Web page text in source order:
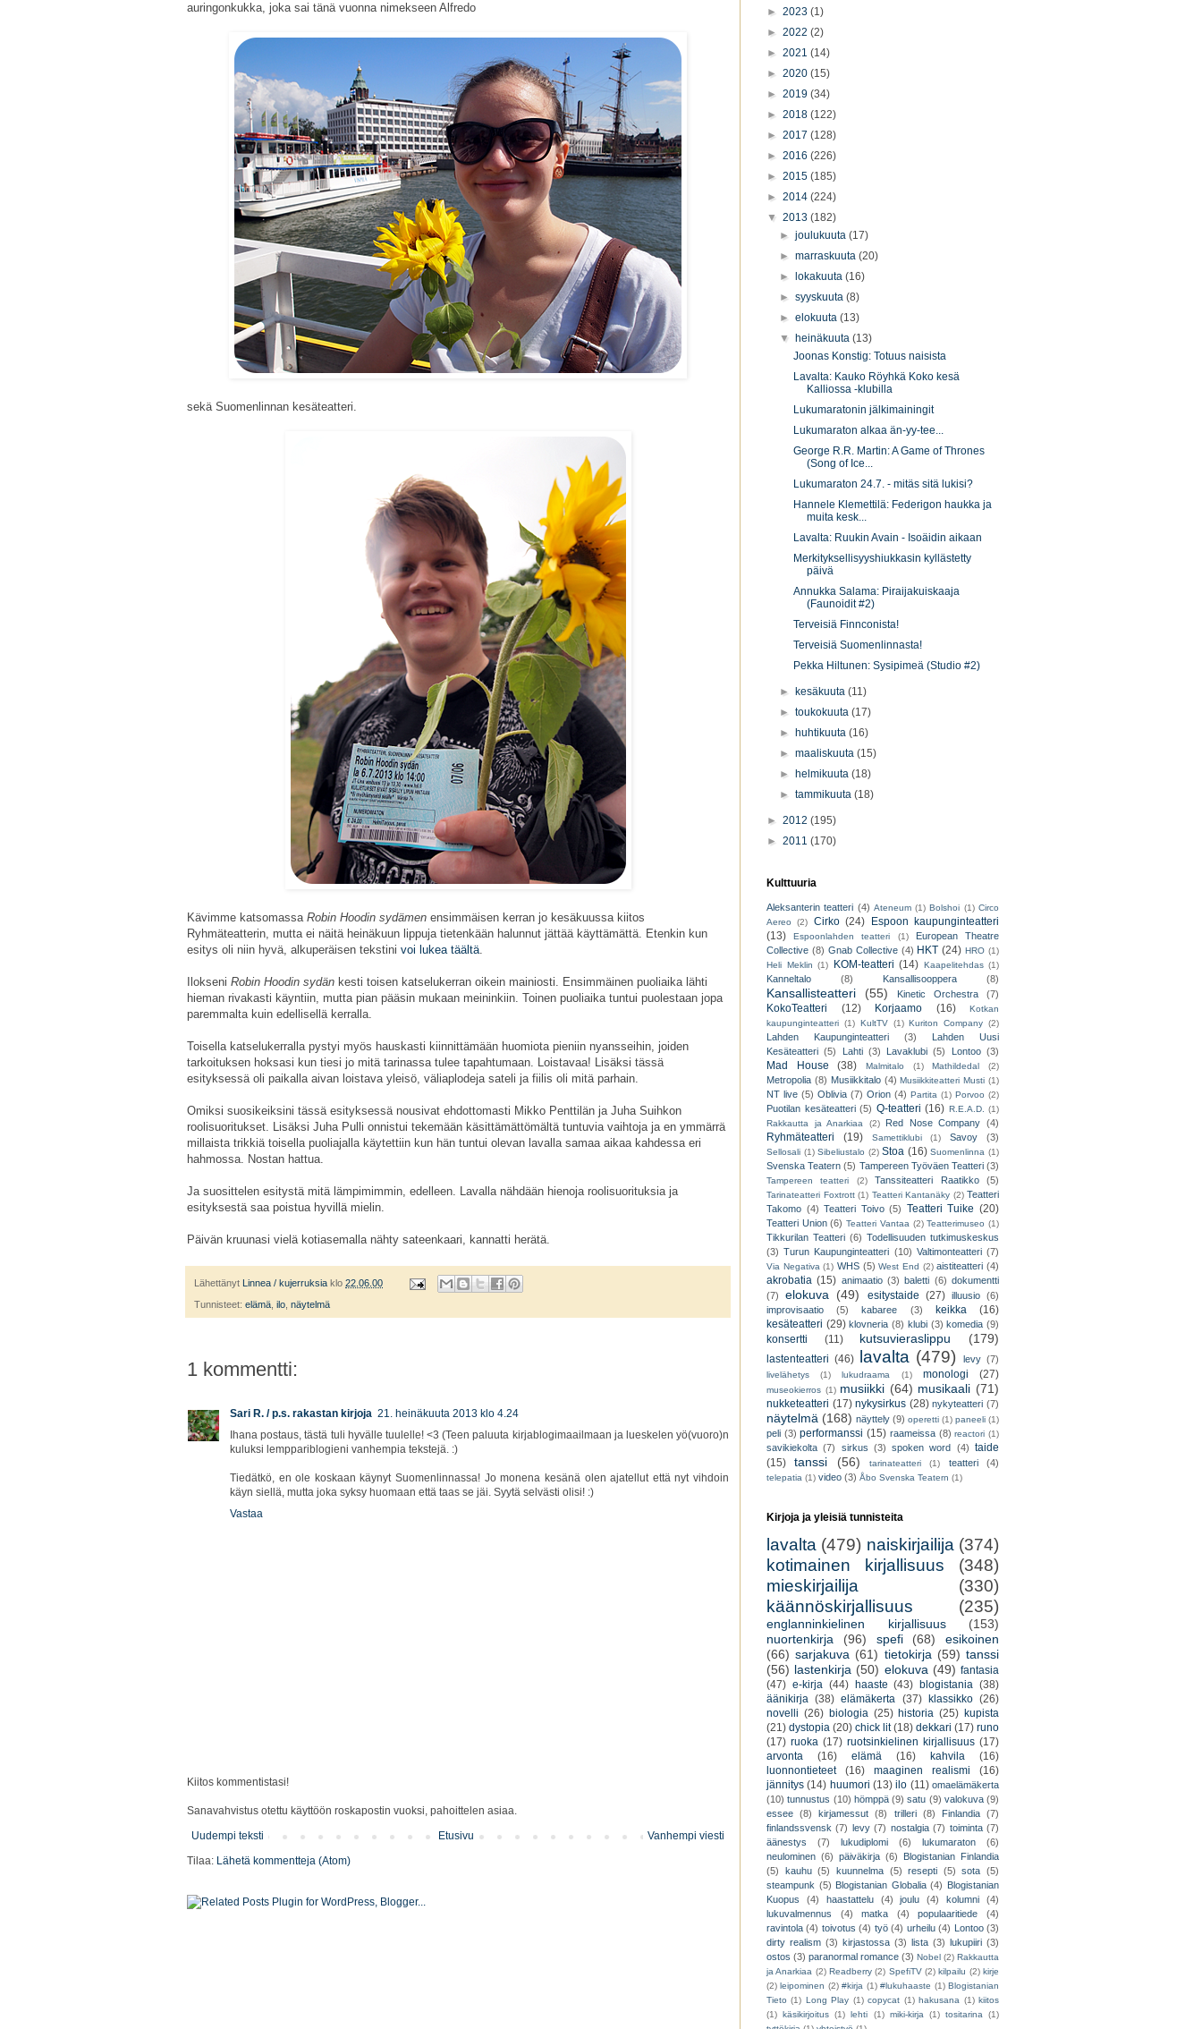
auringonkukka, joka sai tänä vuonna nimekseen Alfredo
sekä Suomenlinnan kesäteatteri.
Kävimme katsomassa Robin Hoodin sydämen ensimmäisen kerran jo kesäkuussa kiitos
Ryhmäteatterin, mutta ei näitä heinäkuun lippuja tietenkään halunnut jättää käyttämättä. Etenkin kun
esitys oli niin hyvä, alkuperäisen tekstini voi lukea täältä.
Ilokseni Robin Hoodin sydän kesti toisen katselukerran oikein mainiosti. Ensimmäinen puoliaika lähti
hieman rivakasti käyntiin, mutta pian pääsin mukaan meininkiin. Toinen puoliaika tuntui puolestaan jopa
paremmalta kuin edellisellä kerralla.
Toisella katselukerralla pystyi myös hauskasti kiinnittämään huomiota pieniin nyansseihin, joiden
tarkoituksen hoksasi kun tiesi jo mitä tarinassa tulee tapahtumaan. Loistavaa! Lisäksi tässä
esityksessä oli paikalla aivan loistava yleisö, väliaplodeja sateli ja fiilis oli mitä parhain.
Omiksi suosikeiksini tässä esityksessä nousivat ehdottomasti Mikko Penttilän ja Juha Suihkon
roolisuoritukset. Lisäksi Juha Pulli onnistui tekemään käsittämättömältä tuntuvia vaihtoja ja en ymmärrä
millaista trikkiä toisella puoliajalla käytettiin kun hän tuntui olevan lavalla samaa aikaa kahdessa eri
hahmossa. Nostan hattua.
Ja suosittelen esitystä mitä lämpimimmin, edelleen. Lavalla nähdään hienoja roolisuorituksia ja
esityksestä saa poistua hyvillä mielin.
Päivän kruunasi vielä kotiasemalla nähty sateenkaari, kannatti herätä.
Lähettänyt Linnea / kujerruksia klo 22.06.00
Tunnisteet: elämä, ilo, näytelmä
1 kommentti:
Sari R. / p.s. rakastan kirjoja 21. heinäkuuta 2013 klo 4.24
Ihana postaus, tästä tuli hyvälle tuulelle! <3 (Teen paluuta kirjablogimaailmaan ja lueskelen yö(vuoro)n
kuluksi lemppariblogieni vanhempia tekstejä. :)
Tiedätkö, en ole koskaan käynyt Suomenlinnassa! Jo monena kesänä olen ajatellut että nyt vihdoin
käyn siellä, mutta joka syksy huomaan että taas se jäi. Syytä selvästi olisi! :)
Vastaa
Kiitos kommentistasi!
Sanavahvistus otettu käyttöön roskapostin vuoksi, pahoittelen asiaa.
Uudempi teksti
Vanhempi viesti
Etusivu
Tilaa: Lähetä kommentteja (Atom)
► 2023 (1)
► 2022 (2)
► 2021 (14)
► 2020 (15)
► 2019 (34)
► 2018 (122)
► 2017 (128)
► 2016 (226)
► 2015 (185)
► 2014 (224)
▼ 2013 (182)
►joulukuuta(17)
►marraskuuta(20)
►
lokakuuta(16)
►syyskuuta(8)
►elokuuta(13)
▼ heinäkuuta(13)
Joonas Konstig: Totuus naisista
Lavalta: Kauko Röyhkä Koko kesä
Kalliossa -klubilla
Lukumaratonin jälkimainingit
Lukumaraton alkaa än-yy-tee...
George R.R. Martin: A Game of Thrones
(Song of Ice...
Lukumaraton 24.7. - mitäs sitä lukisi?
Hannele Klemettilä: Federigon haukka ja
muita kesk...
Lavalta: Ruukin Avain - Isoäidin aikaan
Merkityksellisyyshiukkasin kyllästetty
päivä
Annukka Salama: Piraijakuiskaaja
(Faunoidit #2)
Terveisiä Finnconista!
Terveisiä Suomenlinnasta!
Pekka Hiltunen: Sysipimeä (Studio #2)
► kesäkuuta(11)
►toukokuuta(17)
► huhtikuuta(16)
►maaliskuuta(15)
► helmikuuta(18)
►tammikuuta(18)
► 2012 (195)
► 2011 (170)
Kulttuuria
Aleksanterin teatteri (4) Ateneum (1) Bolshoi (1) Circo
Aereo
(2) Cirko (24)
Espoon kaupunginteatteri
(13)
Espoonlahden teatteri (1)
European Theatre
Collective (8) Gnab Collective (4) HKT (24) HRO (1)
Heli Meklin (1) KOM-teatteri (14) Kaapelitehdas (1)
Kanneltalo (8) Kansallisooppera (8)
Kansallisteatteri (55) Kinetic Orchestra (7)
KokoTeatteri (12) Korjaamo (16)
Kotkan
kaupunginteatteri (1) KultTV (1) Kuriton Company (2)
Lahden Kaupunginteatteri (3)
Lahden Uusi
Kesäteatteri (5) Lahti (3) Lavaklubi (5) Lontoo (3)
Mad House (38) Malmitalo (1) Mathildedal (2)
Metropolia (8) Musiikkitalo (4) Musiikkiteatteri Musti (1)
NT live (5) Oblivia (7) Orion (4) Partita (1) Porvoo (2)
Puotilan kesäteatteri (5) Q-teatteri (16) R.E.A.D. (1)
Rakkautta ja Anarkiaa
(2) Red Nose Company (4)
Ryhmäteatteri (19) Samettiklubi (1) Savoy (3)
Sellosali (1) Sibeliustalo (2) Stoa (16) Suomenlinna (1)
Svenska Teatern (5) Tampereen Työväen Teatteri (3)
Tampereen teatteri (2) Tanssiteatteri Raatikko (5)
Tarinateatteri Foxtrott (1) Teatteri Kantanäky (2) Teatteri
Takomo (4) Teatteri Toivo (5) Teatteri Tuike (20)
Teatteri Union (6) Teatteri Vantaa (2) Teatterimuseo (1)
Tikkurilan Teatteri (6) Todellisuuden tutkimuskeskus
(3) Turun Kaupunginteatteri (10) Valtimonteatteri (7)
Via Negativa (1) WHS (5) West End (2) aistiteatteri (4)
akrobatia (15) animaatio (3) baletti (6) dokumentti
(7)
elokuva (49) esitystaide (27) illuusio (6)
improvisaatio
(5) kabaree (3) keikka
(16)
kesäteatteri (29) klovneria (8) klubi (3) komedia (9)
konsertti (11) kutsuvieraslippu (179)
lastenteatteri (46) lavalta (479) levy (7)
livelähetys (1) lukudraama (1) monologi (27)
museokierros (1) musiikki (64) musikaali (71)
nukketeatteri (17) nykysirkus (28) nykyteatteri (7)
näytelmä (168) näyttely (9) operetti (1) paneeli (1)
peli (3) performanssi (15) raameissa (8) reactori (1)
savikiekolta (7) sirkus (3) spoken word (4) taide
(15)
tanssi (56) tarinateatteri (1) teatteri (4)
telepatia (1) video (3) Åbo Svenska Teatern (1)
Kirjoja ja yleisiä tunnisteita
lavalta (479) naiskirjailija (374)
kotimainen kirjallisuus
(348)
mieskirjailija
(330)
käännöskirjallisuus
(235)
englanninkielinen kirjallisuus
(153)
nuortenkirja
(96) spefi (68)
esikoinen
(66) sarjakuva (61) tietokirja (59) tanssi
(56) lastenkirja (50) elokuva (49) fantasia
(47) e-kirja (44) haaste (43) blogistania (38)
äänikirja (38) elämäkerta (37) klassikko (26)
novelli (26) biologia (25) historia (25) kupista
(21) dystopia (20) chick lit (18) dekkari (17) runo
(17) ruoka (17) ruotsinkielinen kirjallisuus (17)
arvonta
(16) elämä (16) kahvila
(16)
luonnontieteet
(16) maaginen realismi
(16)
jännitys (14) huumori (13) ilo (11) omaelämäkerta
(10) tunnustus (10) hömppä (9) satu (9) valokuva (9)
essee (8) kirjamessut (8) trilleri (8) Finlandia (7)
finlandssvensk (7) levy (7) nostalgia (7) toiminta (7)
äänestys
(7) lukudiplomi (6) lukumaraton
(6)
neulominen (6) päiväkirja (6)
Blogistanian Finlandia
(5)
kauhu (5) kuunnelma (5) resepti (5) sota (5)
steampunk (5) Blogistanian Globalia (4)
Blogistanian
Kuopus
(4) haastattelu (4) joulu (4) kolumni
(4)
lukuvalmennus
(4) matka (4) populaaritiede
(4)
ravintola (4) toivotus (4) työ (4) urheilu (4) Lontoo (3)
dirty realism (3) kirjastossa (3) lista (3) lukupiiri (3)
ostos (3) paranormal romance (3) Nobel (2) Rakkautta
ja Anarkiaa (2) Readberry (2) SpefiTV (2) kilpailu (2) kirje
(2) leipominen (2) #kirja (1) #lukuhaaste (1) Blogistanian
Tieto (1) Long Play (1) copycat (1) hakusana (1) kiitos
(1) käsikirjoitus (1) lehti (1) miki-kirja (1) tositarina (1)